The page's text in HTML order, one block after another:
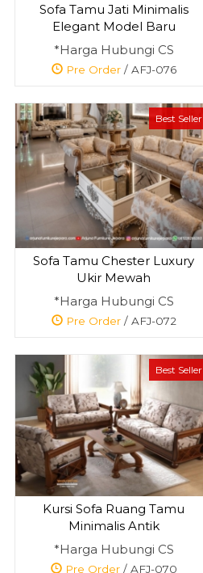
Sofa Tamu Jati Minimalis
Elegant Model Baru
*Harga Hubungi CS
Pre Order/ AFJ-076
Best Seller
Sofa Tamu Chester Luxury
Ukir Mewah
*Harga Hubungi CS
Pre Order/ AFJ-072
Best Seller
Kursi Sofa Ruang Tamu
Minimalis Antik
*Harga Hubungi CS
Pre Order/ AFJ-070